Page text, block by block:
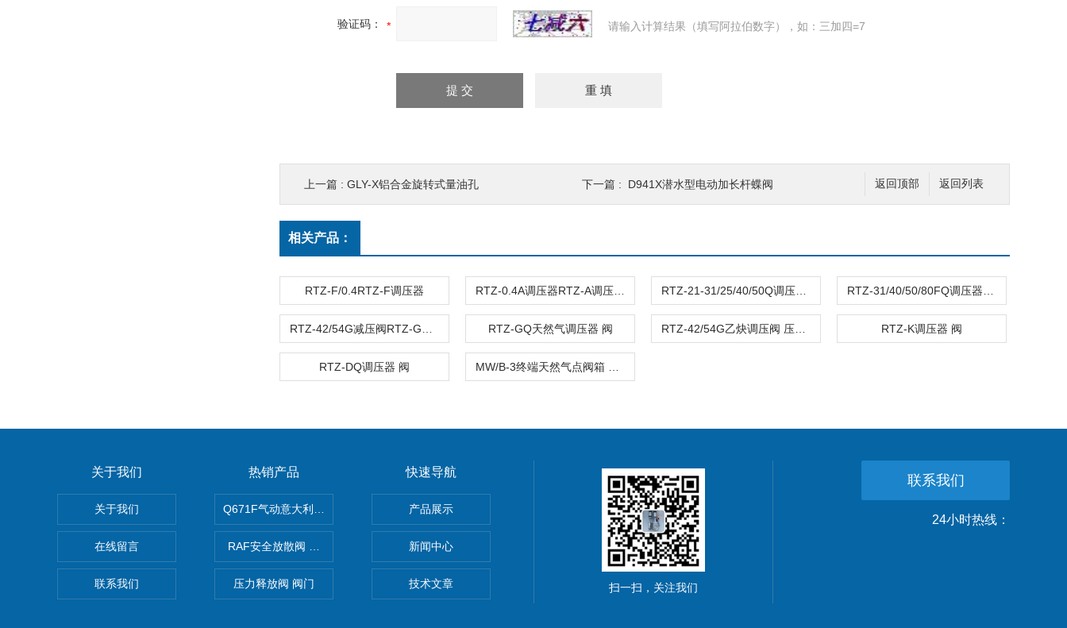
验证码： 请输入计算结果（填写阿拉伯数字），如：三加四=7
返回列表
返回顶部
上一篇 : GLY-X铝合金旋转式量油孔 下一篇 : D941X潜水型电动加长杆蝶阀
相关产品：
RTZ-F/0.4RTZ-F调压器
RTZ-GQ天然气调压器 阀 RTZ-K调压器 阀
RTZ-DQ调压器 阀
关于我们
关于我们
在线留言
联系我们
热销产品
Q671F气动意大利式薄型球阀
RAF安全放散阀 阀生产
压力释放阀 阀门
快速导航
产品展示
新闻中心
技术文章 扫一扫，关注我们
联系我们
24小时热线：